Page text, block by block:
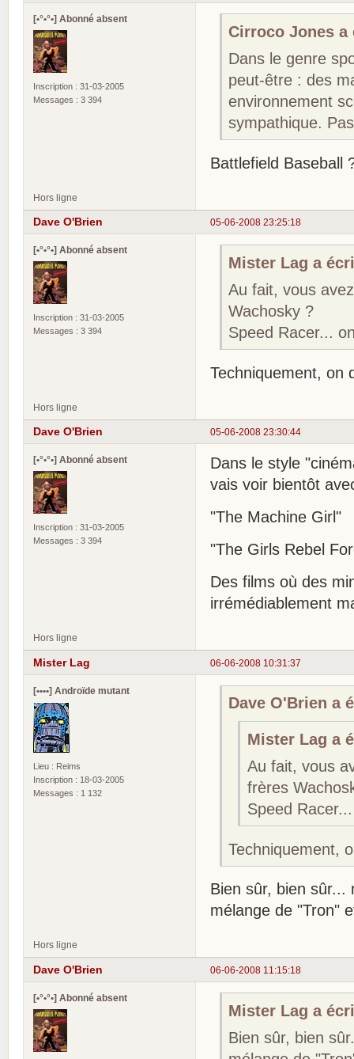
[•°•°•] Abonné absent
Inscription : 31-03-2005
Messages : 3 394
Cirroco Jones a
Dans le genre
peut-être : des
environnement
sympathique.
Battlefield Baseball
Hors ligne
05-06-2008 23:25:18
Dave O'Brien
[•°•°•] Abonné absent
Inscription : 31-03-2005
Messages : 3 394
Mister Lag a
Au fait, vous
Wachosky ?
Speed Racer...
Techniquement, on
Hors ligne
05-06-2008 23:30:44
Dave O'Brien
[•°•°•] Abonné absent
Inscription : 31-03-2005
Messages : 3 394
Dans le style
vais voir bientôt
"The Machine Girl"
"The Girls Rebel
Des films où des
irrémédiablement
Hors ligne
06-06-2008 10:31:37
Mister Lag
[••••] Androïde mutant
Lieu : Reims
Inscription : 18-03-2005
Messages : 1 132
Dave O'Brien a
Mister Lag a
Au fait, vous
frères
Speed
Techniquement,
Bien sûr, bien sûr...
mélange de "Tron"
Hors ligne
06-06-2008 11:15:18
Dave O'Brien
[•°•°•] Abonné absent
Mister Lag a
Bien sûr, bien